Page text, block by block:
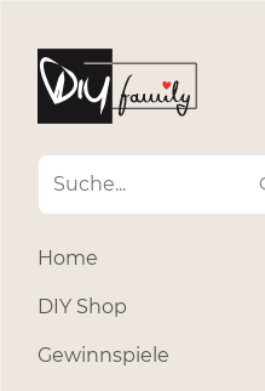
Home
DIY Shop
Gewinnspiele